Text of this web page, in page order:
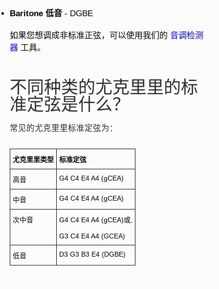
Baritone 低音 - DGBE
如果您想调成非标准正弦，可以使用我们的 音调检测
器 工具。
不同种类的尤克里里的标
准定弦是什么？
常见的尤克里里标准定弦为：
尤克里里类型 标准定弦
高音 G4 C4 E4 A4 (gCEA)
中音 G4 C4 E4 A4 (gCEA)
次中音 G4 C4 E4 A4 (gCEA)或,
G3 C4 E4 A4 (GCEA)
低音 D3 G3 B3 E4 (DGBE)